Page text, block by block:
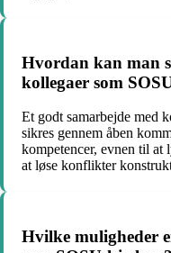
Hvordan kan man
kollegaer som
Et godt samarbejde med
sikres gennem åben
kompetencer, evnen til at
at løse konflikter
Hvilke muligheder